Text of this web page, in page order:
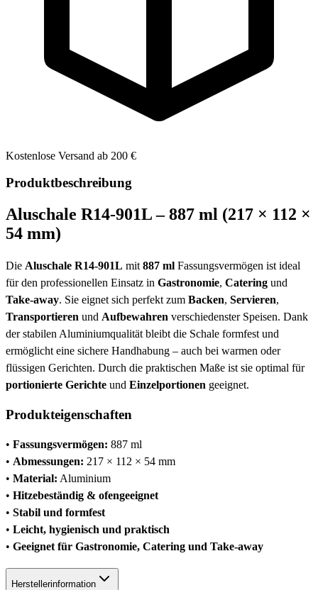
Kostenlose Versand ab 200 €
Produktbeschreibung
Aluschale R14-901L – 887 ml (217 × 112 ×
54 mm)
Die Aluschale R14-901L mit 887 ml Fassungsvermögen ist ideal
für den professionellen Einsatz in Gastronomie, Catering und
Take-away. Sie eignet sich perfekt zum Backen, Servieren,
Transportieren und Aufbewahren verschiedenster Speisen. Dank
der stabilen Aluminiumqualität bleibt die Schale formfest und
ermöglicht eine sichere Handhabung – auch bei warmen oder
flüssigen Gerichten. Durch die praktischen Maße ist sie optimal für
portionierte Gerichte und Einzelportionen geeignet.
Produkteigenschaften
• Fassungsvermögen: 887 ml
• Abmessungen: 217 × 112 × 54 mm
• Material: Aluminium
• Hitzebeständig & ofengeeignet
• Stabil und formfest
• Leicht, hygienisch und praktisch
• Geeignet für Gastronomie, Catering und Take-away
Herstellerinformation